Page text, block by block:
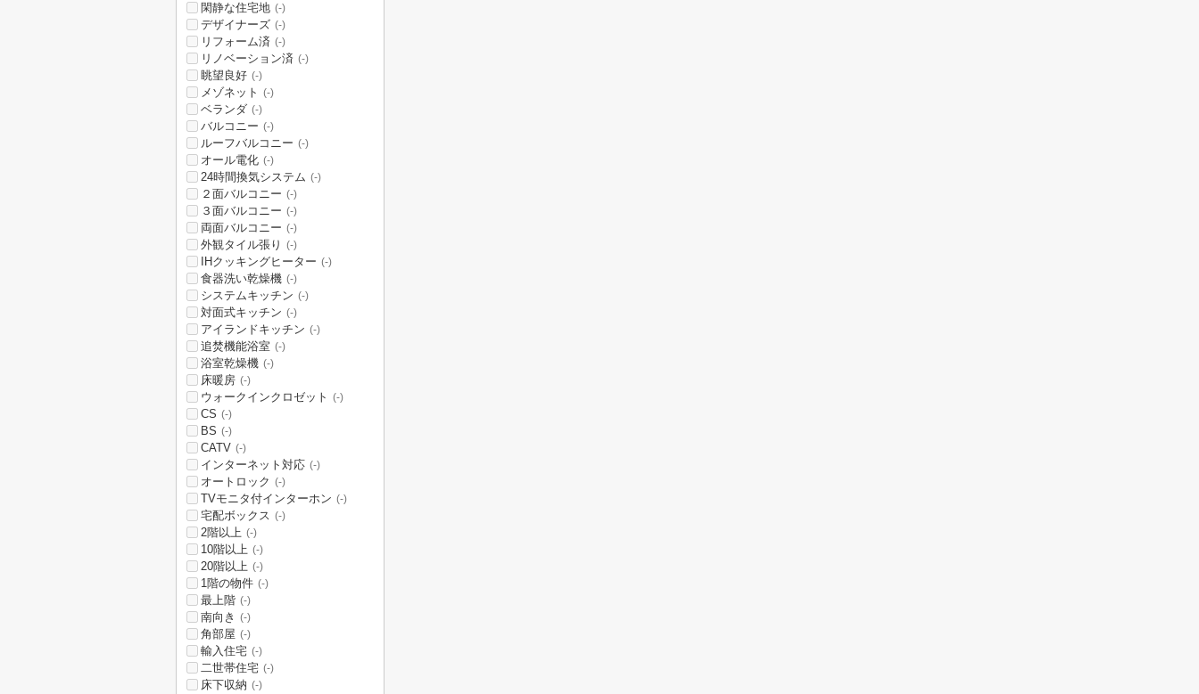
閑静な住宅地 (-)
デザイナーズ (-)
リフォーム済 (-)
リノベーション済 (-)
眺望良好 (-)
メゾネット (-)
ベランダ (-)
バルコニー (-)
ルーフバルコニー (-)
オール電化 (-)
24時間換気システム (-)
２面バルコニー (-)
３面バルコニー (-)
両面バルコニー (-)
外観タイル張り (-)
IHクッキングヒーター (-)
食器洗い乾燥機 (-)
システムキッチン (-)
対面式キッチン (-)
アイランドキッチン (-)
追焚機能浴室 (-)
浴室乾燥機 (-)
床暖房 (-)
ウォークインクロゼット (-)
CS (-)
BS (-)
CATV (-)
インターネット対応 (-)
オートロック (-)
TVモニタ付インターホン (-)
宅配ボックス (-)
2階以上 (-)
10階以上 (-)
20階以上 (-)
1階の物件 (-)
最上階 (-)
南向き (-)
角部屋 (-)
輸入住宅 (-)
二世帯住宅 (-)
床下収納 (-)